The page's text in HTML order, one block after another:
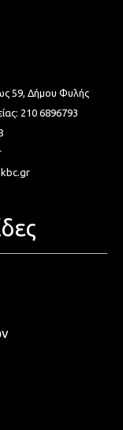
59, Δήμου Φυλής
210 6896793